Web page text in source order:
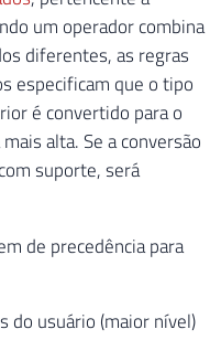
um operador combina
diferentes, as regras
especificam que o tipo
é convertido para o
alta. Se a conversão
suporte, será
de precedência para
do usuário (maior nível)